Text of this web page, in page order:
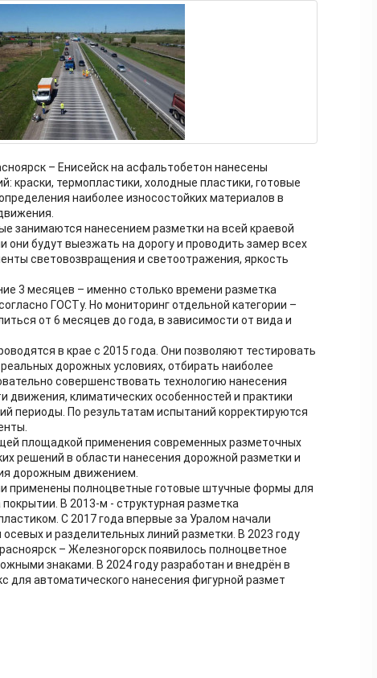
– Енисейск на асфальтобетон нанесены
краски, термопластики, холодные пластики, готовые
наиболее износостойких материалов в
занимаются нанесением разметки на всей краевой
будут выезжать на дорогу и проводить замер всех
световозвращения и светоотражения, яркость
3 месяцев – именно столько времени разметка
ГОСТу. Но мониторинг отдельной категории –
от 6 месяцев до года, в зависимости от вида и
в крае с 2015 года. Они позволяют тестировать
дорожных условиях, отбирать наиболее
совершенствовать технологию нанесения
движения, климатических особенностей и практики
периоды. По результатам испытаний корректируются
площадкой применения современных разметочных
решений в области нанесения дорожной разметки и
дорожным движением.
применены полноцветные готовые штучные формы для
В 2013-м - структурная разметка
С 2017 года впервые за Уралом начали
и разделительных линий разметки. В 2023 году
– Железногорск появилось полноцветное
знаками. В 2024 году разработан и внедрён в
для автоматического нанесения фигурной размет